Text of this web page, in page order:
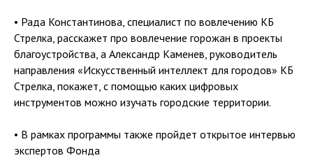
• Рада Константинова, специалист по вовлечению КБ
Стрелка, расскажет про вовлечение горожан в проекты
благоустройства, а Александр Каменев, руководитель
направления «Искусственный интеллект для городов» КБ
Стрелка, покажет, с помощью каких цифровых
инструментов можно изучать городские территории.
• В рамках программы также пройдет открытое интервью
экспертов Фонда